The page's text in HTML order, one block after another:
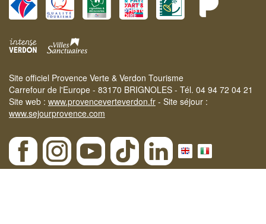
Site officiel Provence Verte & Verdon Tourisme
Carrefour de l'Europe - 83170 BRIGNOLES - Tél. 04 94 72 04 21
Site web : www.provenceverteverdon.fr - Site séjour :
www.sejourprovence.com